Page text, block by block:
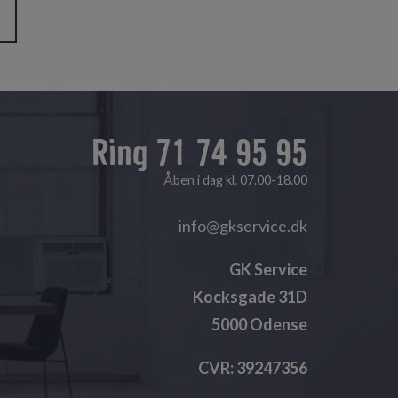
Ring 71 74 95 95
Åben i dag kl. 07.00-18.00
info@gkservice.dk
GK Service
Kocksgade 31D
5000 Odense
CVR: 39247356